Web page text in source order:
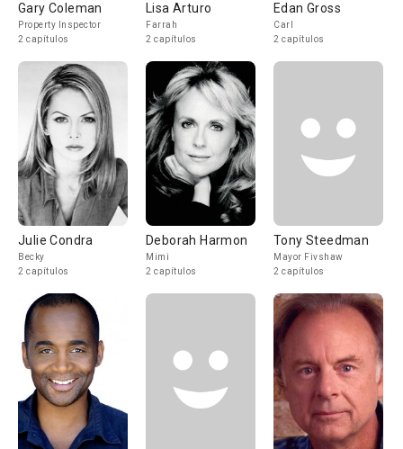
Gary Coleman
Property Inspector
2 capítulos
Lisa Arturo
Farrah
2 capítulos
Edan Gross
Carl
2 capítulos
Julie Condra
Becky
2 capítulos
Deborah Harmon
Mimi
2 capítulos
Tony Steedman
Mayor Fivshaw
2 capítulos